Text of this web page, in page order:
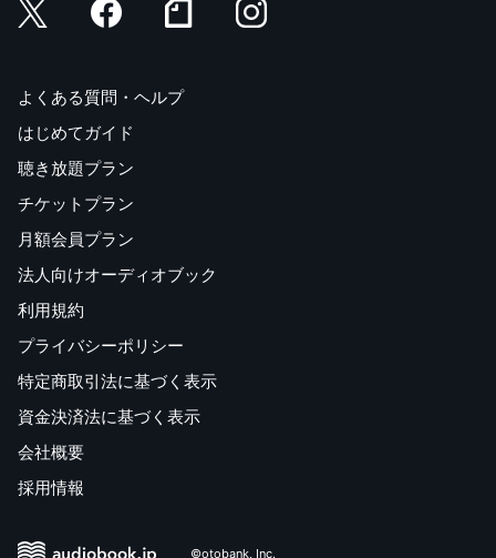
よくある質問・ヘルプ
はじめてガイド
聴き放題プラン
チケットプラン
月額会員プラン
法人向けオーディオブック
利用規約
プライバシーポリシー
特定商取引法に基づく表示
資金決済法に基づく表示
会社概要
採用情報
©otobank, Inc.